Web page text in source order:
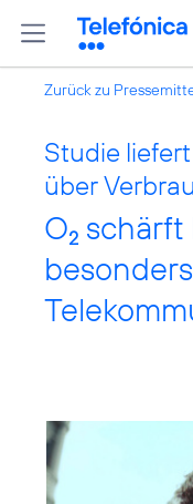
Zurück zu
Studie
über
O2 schärft